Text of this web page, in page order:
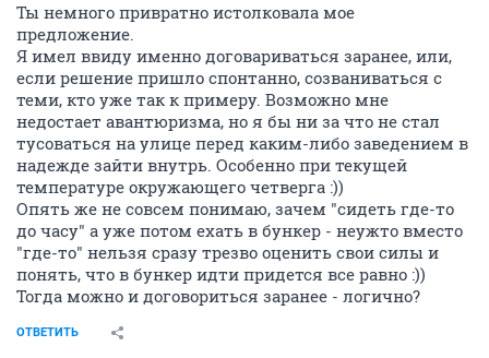
Ты немного привратно истолковала мое
предложение.
Я имел ввиду именно договариваться заранее, или,
если решение пришло спонтанно, созваниваться с
теми, кто уже так к примеру. Возможно мне
недостает авантюризма, но я бы ни за что не стал
тусоваться на улице перед каким-либо заведением в
надежде зайти внутрь. Особенно при текущей
температуре окружающего четверга :))
Опять же не совсем понимаю, зачем "сидеть где-то
до часу" а уже потом ехать в бункер - неужто вместо
"где-то" нельзя сразу трезво оценить свои силы и
понять, что в бункер идти придется все равно :))
Тогда можно и договориться заранее - логично?
ОТВЕТИТЬ